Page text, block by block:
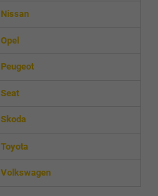
Nissan
Opel
Peugeot
Seat
Skoda
Toyota
Volkswagen